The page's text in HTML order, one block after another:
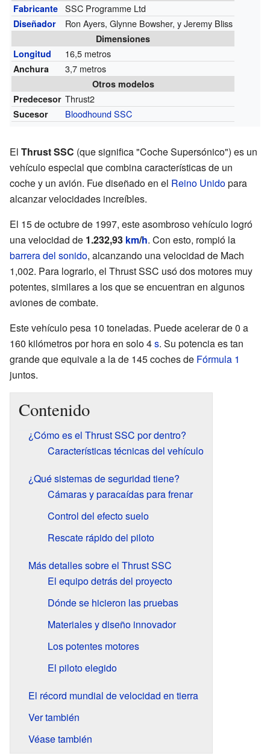
Fabricante
SSC Programme Ltd
Diseñador Ron Ayers, Glynne Bowsher, y Jeremy Bliss
Dimensiones
Longitud
16,5 metros
Anchura 3,7 metros
Otros modelos
Predecesor Thrust2
Sucesor Bloodhound SSC
El Thrust SSC (que significa "Coche Supersónico") es un
vehículo especial que combina características de un
coche y un avión. Fue diseñado en el Reino Unidopara
alcanzar velocidades increíbles.
El 15 de octubre de 1997, este asombroso vehículo logró
una velocidad de 1.232,93 km/h. Con esto, rompió la
barrera del sonido, alcanzando una velocidad de Mach
1,002. Para lograrlo, el Thrust SSC usó dos motores muy
potentes, similares a los que se encuentran en algunos
aviones de combate.
Este vehículo pesa 10 toneladas. Puede acelerar de 0 a
160 kilómetros por hora en solo 4s. Su potencia es tan
grande que equivale a la de 145 coches de Fórmula 1
juntos.
Contenido
¿Cómo es el Thrust SSC por dentro?
Características técnicas del vehículo
¿Qué sistemas de seguridad tiene?
Cámaras y paracaídas para frenar
Control del efecto suelo
Rescate rápido del piloto
Más detalles sobre el Thrust SSC
El equipo detrás del proyecto
Dónde se hicieron las pruebas
Materiales y diseño innovador
Los potentes motores
El piloto elegido
El récord mundial de velocidad en tierra
Ver también
Véase también